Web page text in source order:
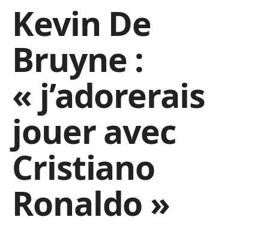
Kevin De
Bruyne :
« j’adorerais
jouer avec
Cristiano
Ronaldo »